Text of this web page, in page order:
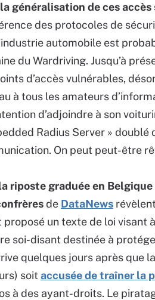
généralisation de ces accès
des protocoles de
automobile est
du Wardriving. Jusqu’à
d’accès vulnérables,
à tous les amateurs
d’adjoindre à son
Radius Server » doublé
On peut peut-être
riposte graduée en Belgique
de DataNews
proposé un texte de loi visant
soi-disant destinée à
quelques jours après que
soit accusée de traîner la
à des ayant-droits. Le